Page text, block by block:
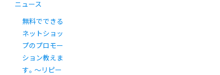
ニュース
無料でできる
ネットショッ
プのプロモー
ション教えま
す。〜リピー